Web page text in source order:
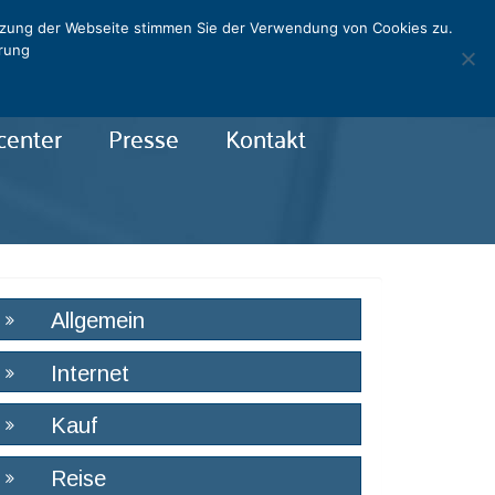
Presse Kontakt
Allgemein
Internet
Kauf
Reise
der Webseite stimmen Sie der Verwendung von Cookies zu.